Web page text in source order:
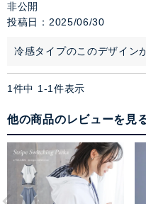
非公開
投稿日
2025/06/30
冷感タイプのこのデザイン
1件中 1-1件表示
他の商品のレビューを見